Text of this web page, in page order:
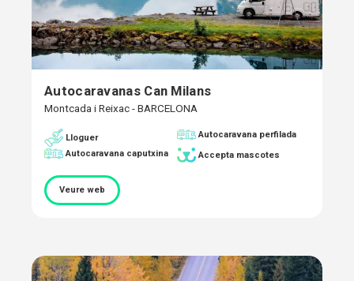
Autocaravanas Can Milans
Montcada i Reixac - BARCELONA
Lloguer
Autocaravana perfilada
Autocaravana caputxina
Accepta mascotes
Veure web